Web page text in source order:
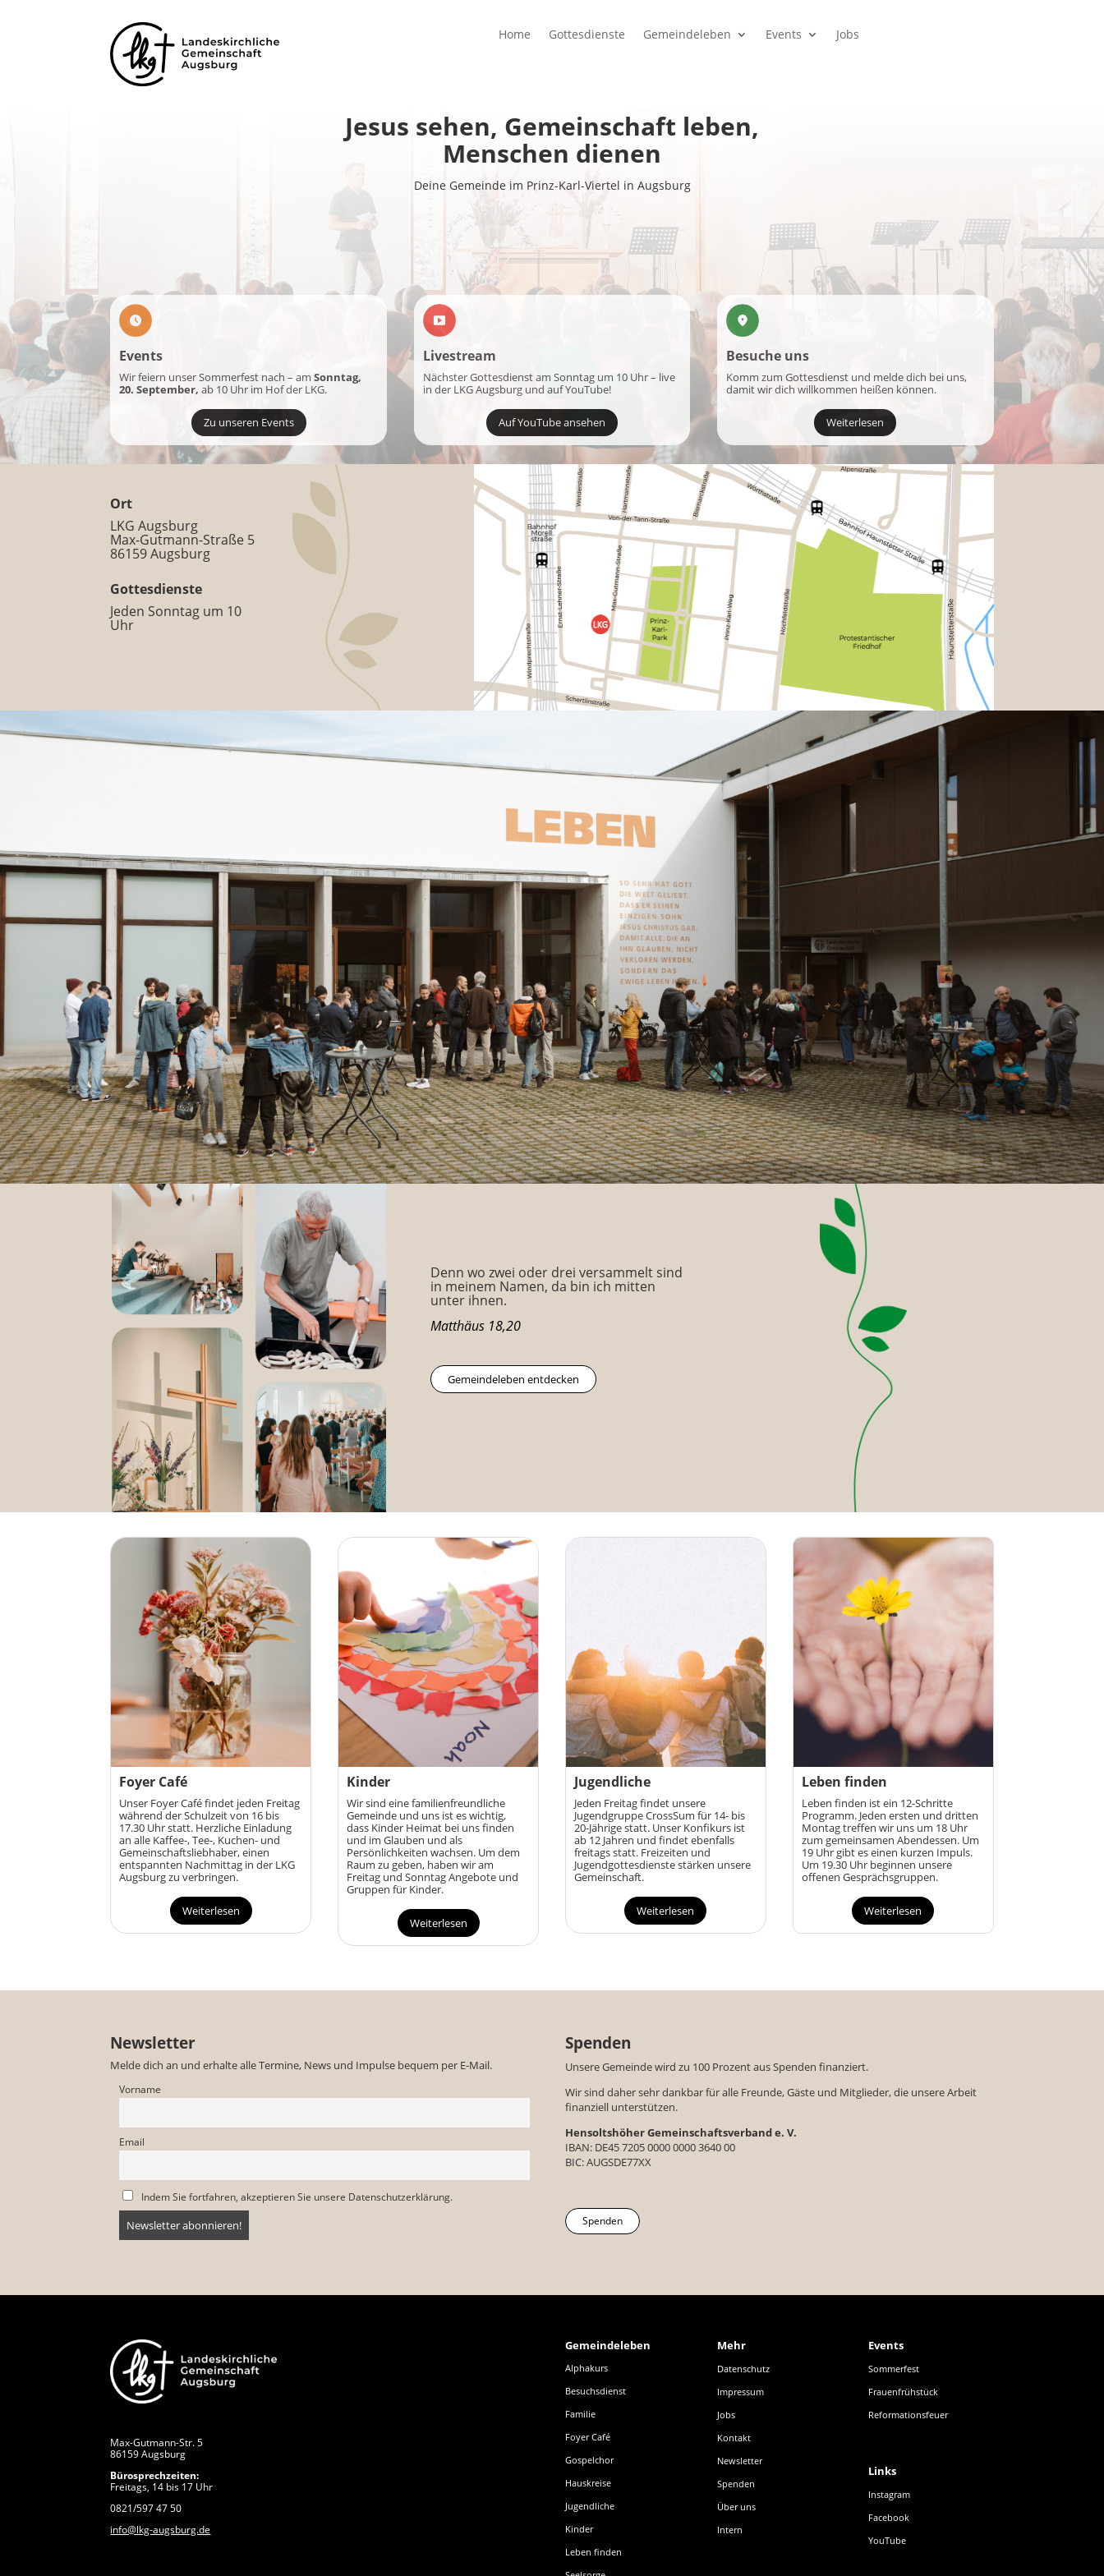
Home Gottesdienste Gemeindeleben Events Jobs
Jesus sehen, Gemeinschaft leben,
Menschen dienen
Deine Gemeinde im Prinz-Karl-Viertel in Augsburg
Events
Wir feiern unser Sommerfest nach – amSonntag,
20. September, ab 10 Uhr im Hof der LKG.
Zu unseren Events
Livestream
Nächster Gottesdienst am Sonntag um 10 Uhr – live
in der LKG Augsburg und auf YouTube!
Auf YouTube ansehen
Besuche uns
Komm zum Gottesdienst und melde dich bei uns,
damit wir dich willkommen heißen können.
Weiterlesen
Ort
LKG Augsburg
Max-Gutmann-Straße 5
86159 Augsburg
Gottesdienste
Jeden Sonntag um 10
Uhr
Denn wo zwei oder drei versammelt sind
in meinem Namen, da bin ich mitten
unter ihnen.
Matthäus 18,20
Gemeindeleben entdecken
Foyer Café
Unser Foyer Café findet jeden Freitag
während der Schulzeit von 16 bis
17.30 Uhr statt. Herzliche Einladung
an alle Kaffee-, Tee-, Kuchen- und
Gemeinschaftsliebhaber,einen
entspannten Nachmittag in der LKG
Augsburg zu verbringen.
Weiterlesen
Kinder
Wir sind eine familienfreundliche
Gemeinde und uns ist es wichtig,
dass Kinder Heimat bei uns finden
und im Glauben und als
Persönlichkeiten wachsen. Um dem
Raum zu geben, haben wir am
Freitag und Sonntag Angebote und
Gruppen für Kinder.
Weiterlesen
Jugendliche
Jeden Freitag findet unsere
Jugendgruppe CrossSum für 14- bis
20-Jährige statt. Unser Konfikurs ist
ab 12 Jahren und findet ebenfalls
freitags statt. Freizeiten und
Jugendgottesdienste stärken unsere
Gemeinschaft.
Weiterlesen
Leben finden
Leben finden ist ein 12-Schritte
Programm. Jeden ersten und dritten
Montag treffen wir uns um 18 Uhr
zum gemeinsamen Abendessen. Um
19 Uhr gibt es einen kurzen Impuls.
Um 19.30 Uhr beginnen unsere
offenen Gesprächsgruppen.
Weiterlesen
Newsletter
Melde dich an und erhalte alle Termine, News und Impulse bequem per E-Mail.
Vorname
Email
Indem Sie fortfahren, akzeptieren Sie unsere Datenschutzerklärung.
Spenden
Unsere Gemeinde wird zu 100 Prozent aus Spenden finanziert.
Wir sind daher sehr dankbar für alle Freunde, Gäste und Mitglieder, die unsere Arbeit
finanziell unterstützen.
Hensoltshöher Gemeinschaftsverband e. V.
IBAN: DE45 7205 0000 0000 3640 00
BIC: AUGSDE77XX
Spenden
Max-Gutmann-Str. 5
86159 Augsburg
Bürosprechzeiten:
Freitags, 14 bis 17 Uhr
0821/597 47 50
info@lkg-augsburg.de
Gemeindeleben
Alphakurs
Besuchsdienst
Familie
Foyer Café
Gospelchor
Hauskreise
Jugendliche
Kinder
Leben finden
Mehr
Datenschutz
Impressum
Jobs
Kontakt
Newsletter
Spenden
Über uns
Intern
Events
Sommerfest
Frauenfrühstück
Reformationsfeuer
Links
Instagram
Facebook
YouTube